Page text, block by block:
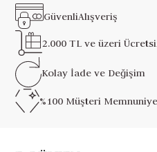
çeken marka, geniş bir
Vogue marka güneş
hangi model sizin tarzınızı
Vogue Güneş Gözlükleri
Vogue marka güneş
ilk kez tanışanların en çok
GüvenliAlışveriş
2.000 TL ve üzeri
Kolay İade ve Değişim
%100 Müşteri